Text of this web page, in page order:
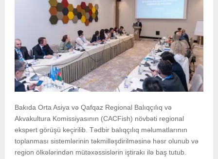
Bakıda Orta Asiya və Qafqaz Regional Balıqçılıq və
Akvakultura Komissiyasının (CACFish) növbəti regional
ekspert görüşü keçirilib. Tədbir balıqçılıq məlumatlarının
toplanması sistemlərinin təkmilləşdirilməsinə həsr olunub və
region ölkələrindən mütəxəssislərin iştirakı ilə baş tutub.